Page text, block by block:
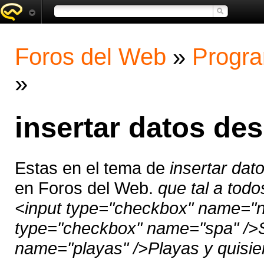
Foros del Web »
»
insertar datos
Estas en el tema de insertar
en Foros del Web. que tal a
<input type="checkbox"
type="checkbox" name="spa" /
name="playas" />Playas y